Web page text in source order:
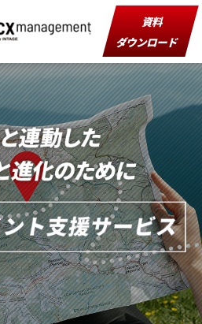
資料
ダウンロード